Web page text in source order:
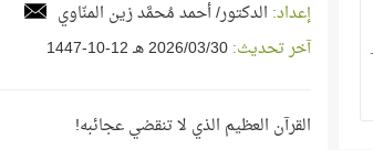
إعداد: الدكتور/ أحمد مُحمَّد زين المنّاوي
آخر تحديث:30‏/03‏/2026 هـ 12-10-1447
القرآن العظيم الذي لا تنقضي عجائبه!